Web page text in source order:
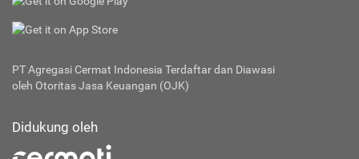
PT Agregasi Cermat Indonesia Terdaftar dan Diawasi
oleh Otoritas Jasa Keuangan (OJK)
Didukung oleh